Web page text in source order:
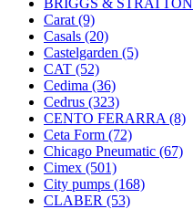
BRIGGS & STRATTON
Carat (9)
Casals (20)
Castelgarden (5)
CAT (52)
Cedima (36)
Cedrus (323)
CENTO FERARRA (8)
Ceta Form (72)
Chicago Pneumatic (67)
Cimex (501)
City pumps (168)
CLABER (53)